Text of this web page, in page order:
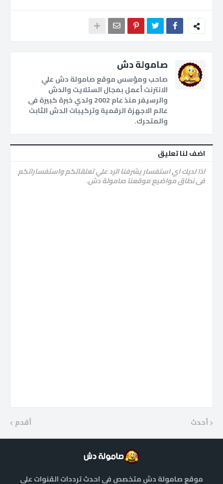
صامولة دش
صاحب ومؤسس موقع صامولة دش علي
الانترنت أعمل بمجال الستلايت والدش
والرسيفر منذ عام 2002 ولدي خبرة كبيرة فى
عالم الاجهزة الرقمية وتركيبات الدش الثابت
والمتحرك.
اضف لنا تعليق
اذا لديك اي استفسار يشرفنا الرد علي تعلقاتكم واستفساراتكم
فى نطاق مواضيع موقعنا صامولة دش.
أحدث أقدم
موقع صامولة دش متخصص في احدث ترددات القنوات علي